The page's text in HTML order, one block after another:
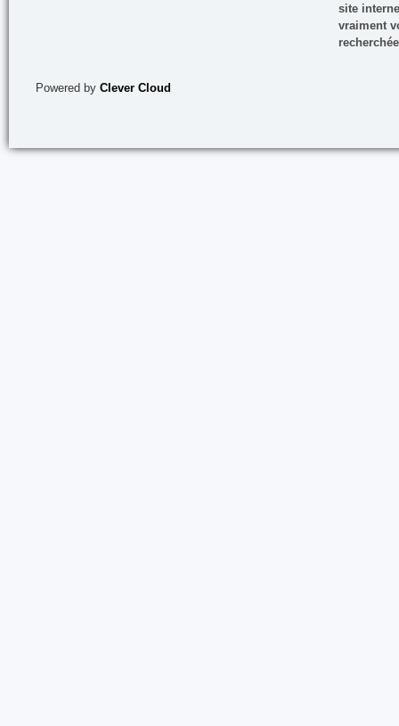
site
vraiment
Powered by Clever Cloud